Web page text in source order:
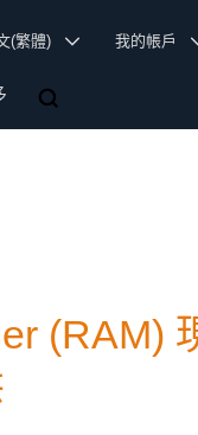
(繁體) 我的帳戶
(RAM)